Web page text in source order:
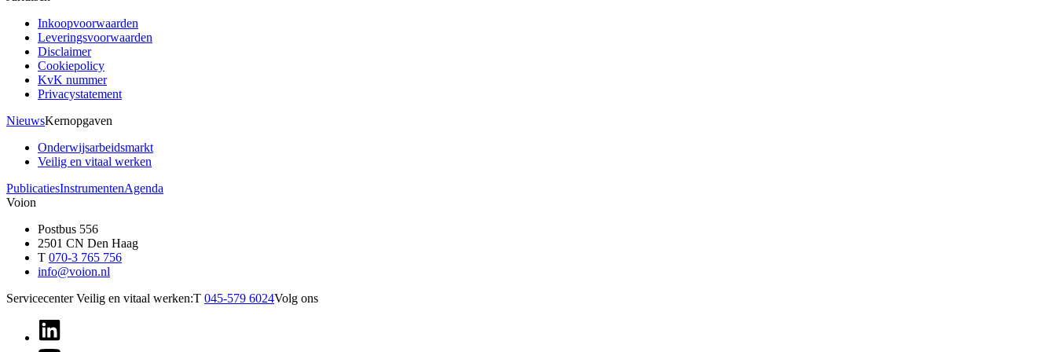
Inkoopvoorwaarden
Leveringsvoorwaarden
Disclaimer
Cookiepolicy
KvK nummer
Privacystatement
NieuwsKernopgaven
Onderwijsarbeidsmarkt
Veilig en vitaal werken
PublicatiesInstrumentenAgenda
Voion
Postbus 556
2501 CN Den Haag
T 070-3 765 756
info@voion.nl
Servicecenter Veilig en vitaal werken:T 045-579 6024Volg ons